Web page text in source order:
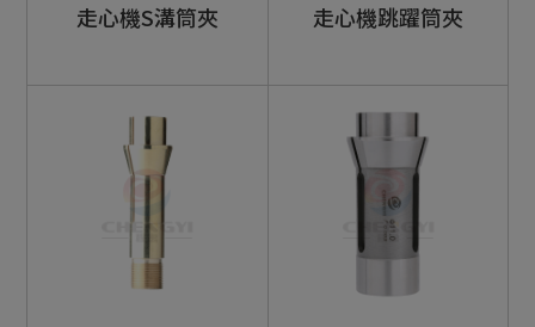
止水筒夾
SK筒夾
CNC車床鑽孔軸
車床主軸芯
走心機S溝筒夾 走心機跳躍筒夾